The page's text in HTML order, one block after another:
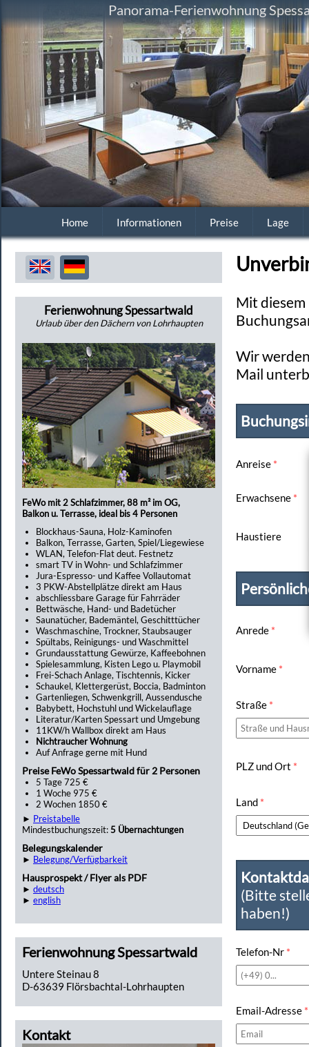
Panorama-Ferienwohnung
Home Informationen Preise Lage
Ferienwohnung Spessartwald
Urlaub über den Dächern von Lohrhaupten
FeWo mit 2 Schlafzimmer, 88 m² im OG,
Balkon u. Terrasse, ideal bis 4 Personen
Blockhaus-Sauna, Holz-Kaminofen
Balkon, Terrasse, Garten, Spiel/Liegewiese
WLAN, Telefon-Flat deut. Festnetz
smart TV in Wohn- und Schlafzimmer
Jura-Espresso- und Kaffee Vollautomat
3 PKW-Abstellplätze direkt am Haus
abschliessbare Garage für Fahrräder
Bettwäsche, Hand- und Badetücher
Saunatücher, Bademäntel, Geschitttücher
Waschmaschine, Trockner, Staubsauger
Spültabs, Reinigungs- und Waschmittel
Grundausstattung Gewürze, Kaffeebohnen
Spielesammlung, Kisten Lego u. Playmobil
Frei-Schach Anlage, Tischtennis, Kicker
Schaukel, Klettergerüst, Boccia, Badminton
Gartenliegen, Schwenkgrill, Aussendusche
Babybett, Hochstuhl und Wickelauflage
Literatur/Karten Spessart und Umgebung
11KW/h Wallbox direkt am Haus
Nichtraucher Wohnung
Auf Anfrage gerne mit Hund
Preise FeWo Spessartwald für 2 Personen
5 Tage 725 €
1 Woche 975 €
2 Wochen 1850 €
► Preistabelle
Mindestbuchungszeit:5 Übernachtungen
Belegungskalender
► Belegung/Verfügbarkeit
Hausprospekt / Flyer als PDF
► deutsch
► english
Ferienwohnung Spessartwald
Untere Steinau 8
D-63639 Flörsbachtal-Lohrhaupten
Kontakt
Mit
Wir
Mail
Anreise *
Erwachsene *
Haustiere
Anrede *
Vorname *
Straße *
PLZ und Ort *
Land *
(Bitte
haben!)
Telefon-Nr *
Email-Adresse *